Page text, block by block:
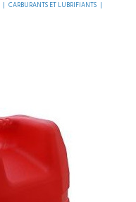
CARBURANTS ET LUBRIFIANTS